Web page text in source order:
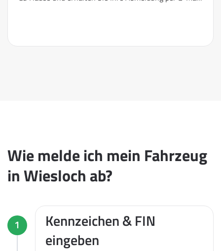
Wie melde ich mein Fahrzeug
in Wiesloch ab?
1
Kennzeichen & FIN
eingeben